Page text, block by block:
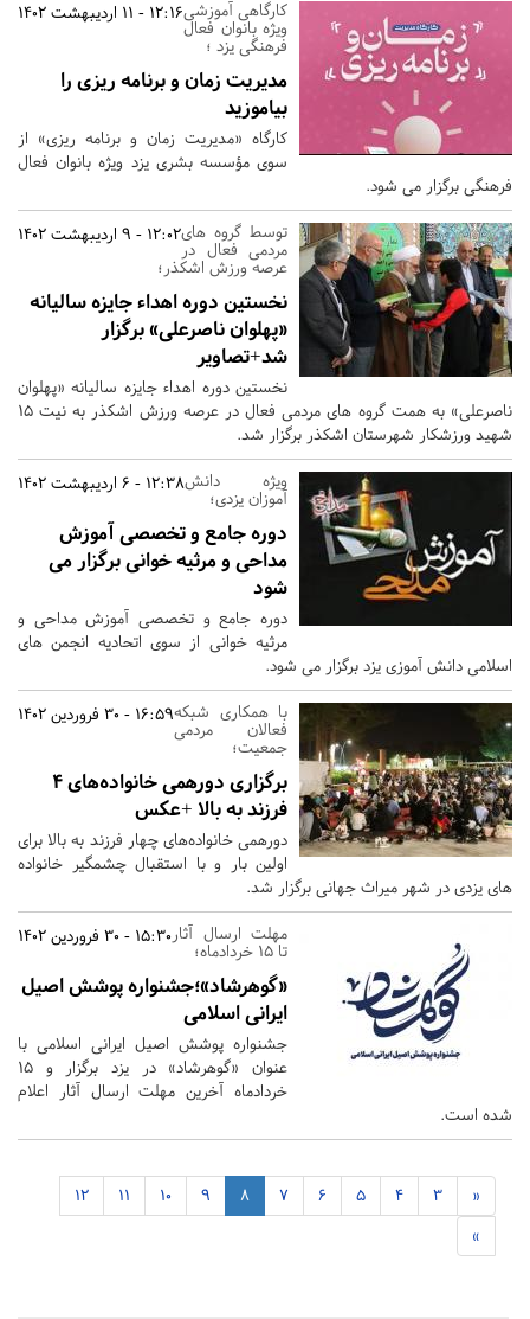
12:16 - 11 اردیبهشت 1402کارگاهی آموزشی
ویژه بانوان فعال
فرهنگی یزد ؛
مدیریت زمان و برنامه ریزی را
بیاموزید
کارگاه «مدیریت زمان و برنامه ریزی» از
سوی مؤسسه بشری یزد ویژه بانوان فعال
فرهنگی برگزار می شود.
12:02 - 9 اردیبهشت 1402توسط گروه های
مردمی فعال در
عرصه ورزش اشکذر؛
نخستین دوره اهداء جایزه سالیانه
«پهلوان ناصرعلی» برگزار
شد+تصاویر
نخستین دوره اهداء جایزه سالیانه «پهلوان
ناصرعلی» به همت گروه های مردمی فعال در عرصه ورزش اشکذر به نیت ۱۵
شهید ورزشکار شهرستان اشکذر برگزار شد.
12:38 - 6 اردیبهشت 1402ویژه دانش
آموزان یزدی؛
دوره جامع و تخصصی آموزش
مداحی و مرثیه خوانی برگزار می
شود
دوره جامع و تخصصی آموزش مداحی و
مرثیه خوانی از سوی اتحادیه انجمن های
اسلامی دانش آموزی یزد برگزار می شود.
16:59 - 30 فروردین 1402با همکاری شبکه
فعالان مردمی
جمعیت؛
برگزاری دورهمی خانواده‌های ۴
فرزند به بالا +عکس
دورهمی خانواده‌های چهار فرزند به بالا برای
اولین بار و با استقبال چشمگیر خانواده
های یزدی در شهر میراث جهانی برگزار شد.
15:30 - 30 فروردین 1402 مهلت ارسال آثار
تا 15 خردادماه؛
«گوهرشاد»؛جشنواره پوشش اصیل
ایرانی اسلامی
جشنواره پوشش اصیل ایرانی اسلامی با
عنوان «گوهرشاد» در یزد برگزار و 15
خردادماه آخرین مهلت ارسال آثار اعلام
شده است.
«
3
4
5
6
7
8
9
10
11
12
»